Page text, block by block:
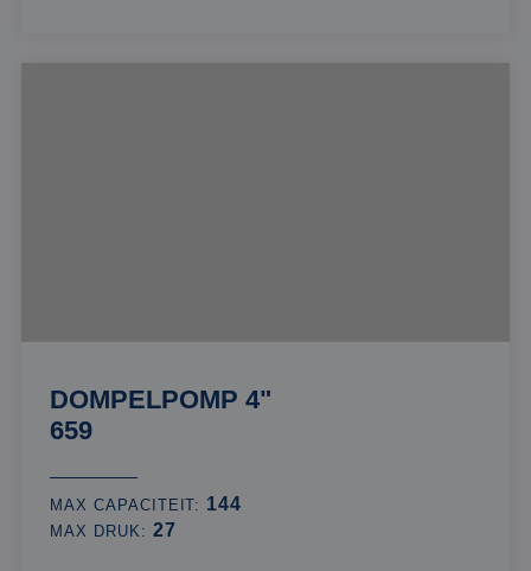
DOMPELPOMP 4"
659
MAX CAPACITEIT: 144
MAX DRUK: 27